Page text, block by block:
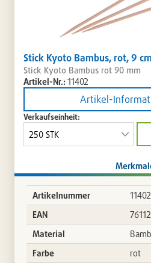
Stick Kyoto Bambus, rot, 9 cm
Stick Kyoto Bambus rot 90 mm
Artikel-Nr.:11402
Artikel-
Verkaufseinheit:
Artikelnummer
11402
EAN
Material
Farbe
rot